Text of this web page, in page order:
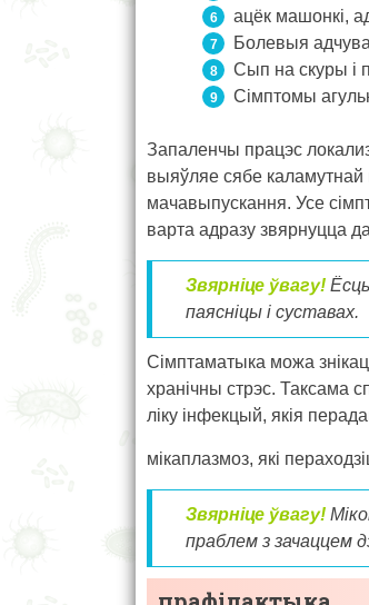
ацёк машонкі,
Болевыя
Сып на скуры і
Сімптомы
Запаленчы працэс
выяўляе сябе
мачавыпускання. Усе
варта адразу звярнуцца
Звярніце ўвагу!
паясніцы і суставах.
Сімптаматыка можа
хранічны стрэс. Таксама
ліку інфекцый, якія
мікаплазмоз, які
Звярніце ўвагу!
праблем з зачаццем